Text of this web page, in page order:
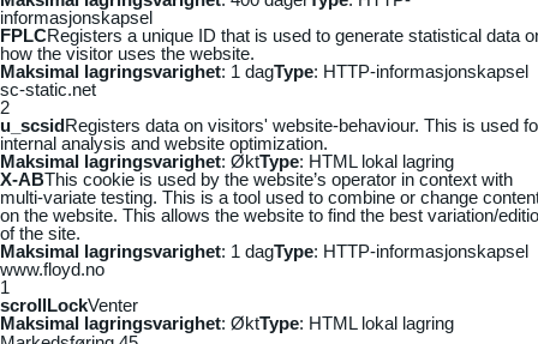
informasjonskapsel
FPLCRegisters a unique ID that is used to generate statistical data
how the visitor uses the website.
Maksimal lagringsvarighet: 1 dagType: HTTP-informasjonskapsel
sc-static.net
2
u_scsidRegisters data on visitors' website-behaviour. This is used
internal analysis and website optimization.
Maksimal lagringsvarighet: ØktType: HTML lokal lagring
X-ABThis cookie is used by the website’s operator in context with
multi-variate testing. This is a tool used to combine or change
on the website. This allows the website to find the best variation/
of the site.
Maksimal lagringsvarighet: 1 dagType: HTTP-informasjonskapsel
www.floyd.no
1
scrollLockVenter
Maksimal lagringsvarighet: ØktType: HTML lokal lagring